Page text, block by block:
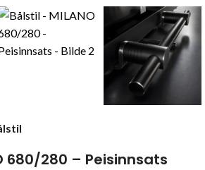
680/280 – Peisinnsats